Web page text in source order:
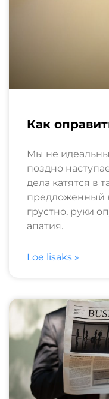
Как
Мы не
поздно
дела катятся в
предложенный
грустно, руки
апатия.
Loe lisaks »